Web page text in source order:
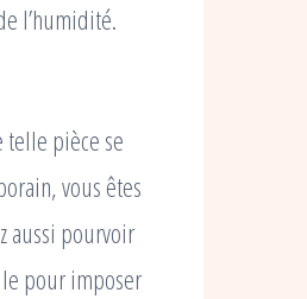
l’humidité.
telle pièce se
vous êtes
aussi pourvoir
pour imposer